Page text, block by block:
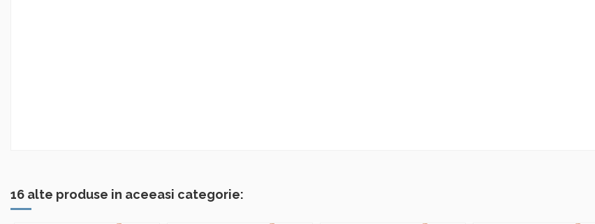
16 alte produse in aceeasi categorie: